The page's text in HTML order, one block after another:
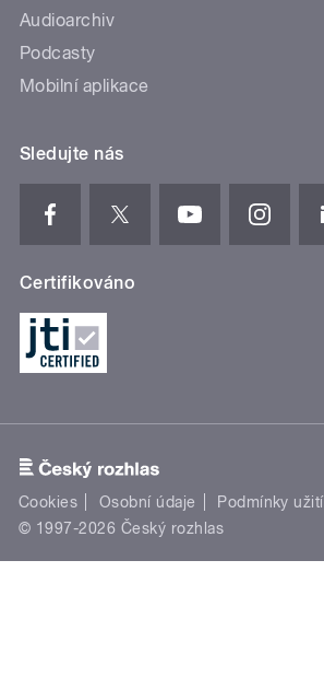
Audioarchiv
Podcasty
Mobilní aplikace
Sledujte nás
Certifikováno
Cookies Osobní údaje Podmínky užití
© 1997-2026 Český rozhlas